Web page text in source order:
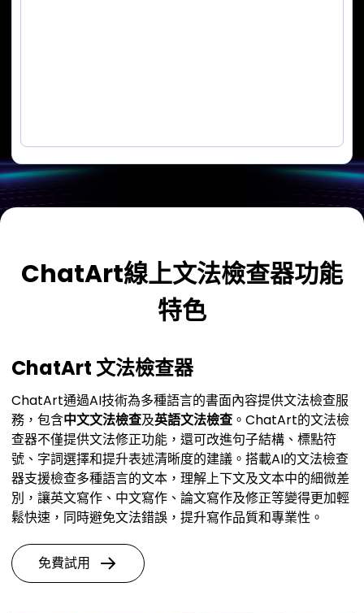
ChatArt線上文法檢查器功能
特色
ChatArt 文法檢查器
ChatArt通過AI技術為多種語言的書面內容提供文法檢查服
務，包含中文文法檢查及英語文法檢查 。ChatArt的文法檢
查器不僅提供文法修正功能，還可改進句子結構、標點符
號、字詞選擇和提升表述清晰度的建議。搭載AI的文法檢查
器支援檢查多種語言的文本，理解上下文及文本中的細微差
別，讓英文寫作、中文寫作、論文寫作及修正等變得更加輕
鬆快速，同時避免文法錯誤，提升寫作品質和專業性。
免費試用